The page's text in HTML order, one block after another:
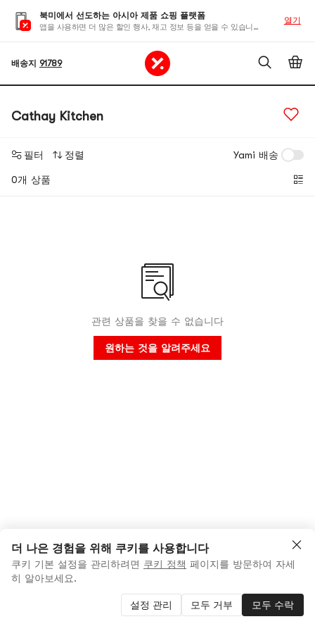
북미에서 선도하는 아시아 제품 쇼핑 플랫폼
앱을 사용하면 더 많은 할인 행사, 재고 정보 등을 얻을 수 있습니다
열기
배송지 91789
Cathay Kitchen
필터 정렬 Yami 배송
0개 상품
관련 상품을 찾을 수 없습니다
원하는 것을 알려주세요
더 나은 경험을 위해 쿠키를 사용합니다
쿠키 기본 설정을 관리하려면 쿠키 정책 페이지를 방문하여 자세
히 알아보세요.
설정 관리 모두 거부 모두 수락